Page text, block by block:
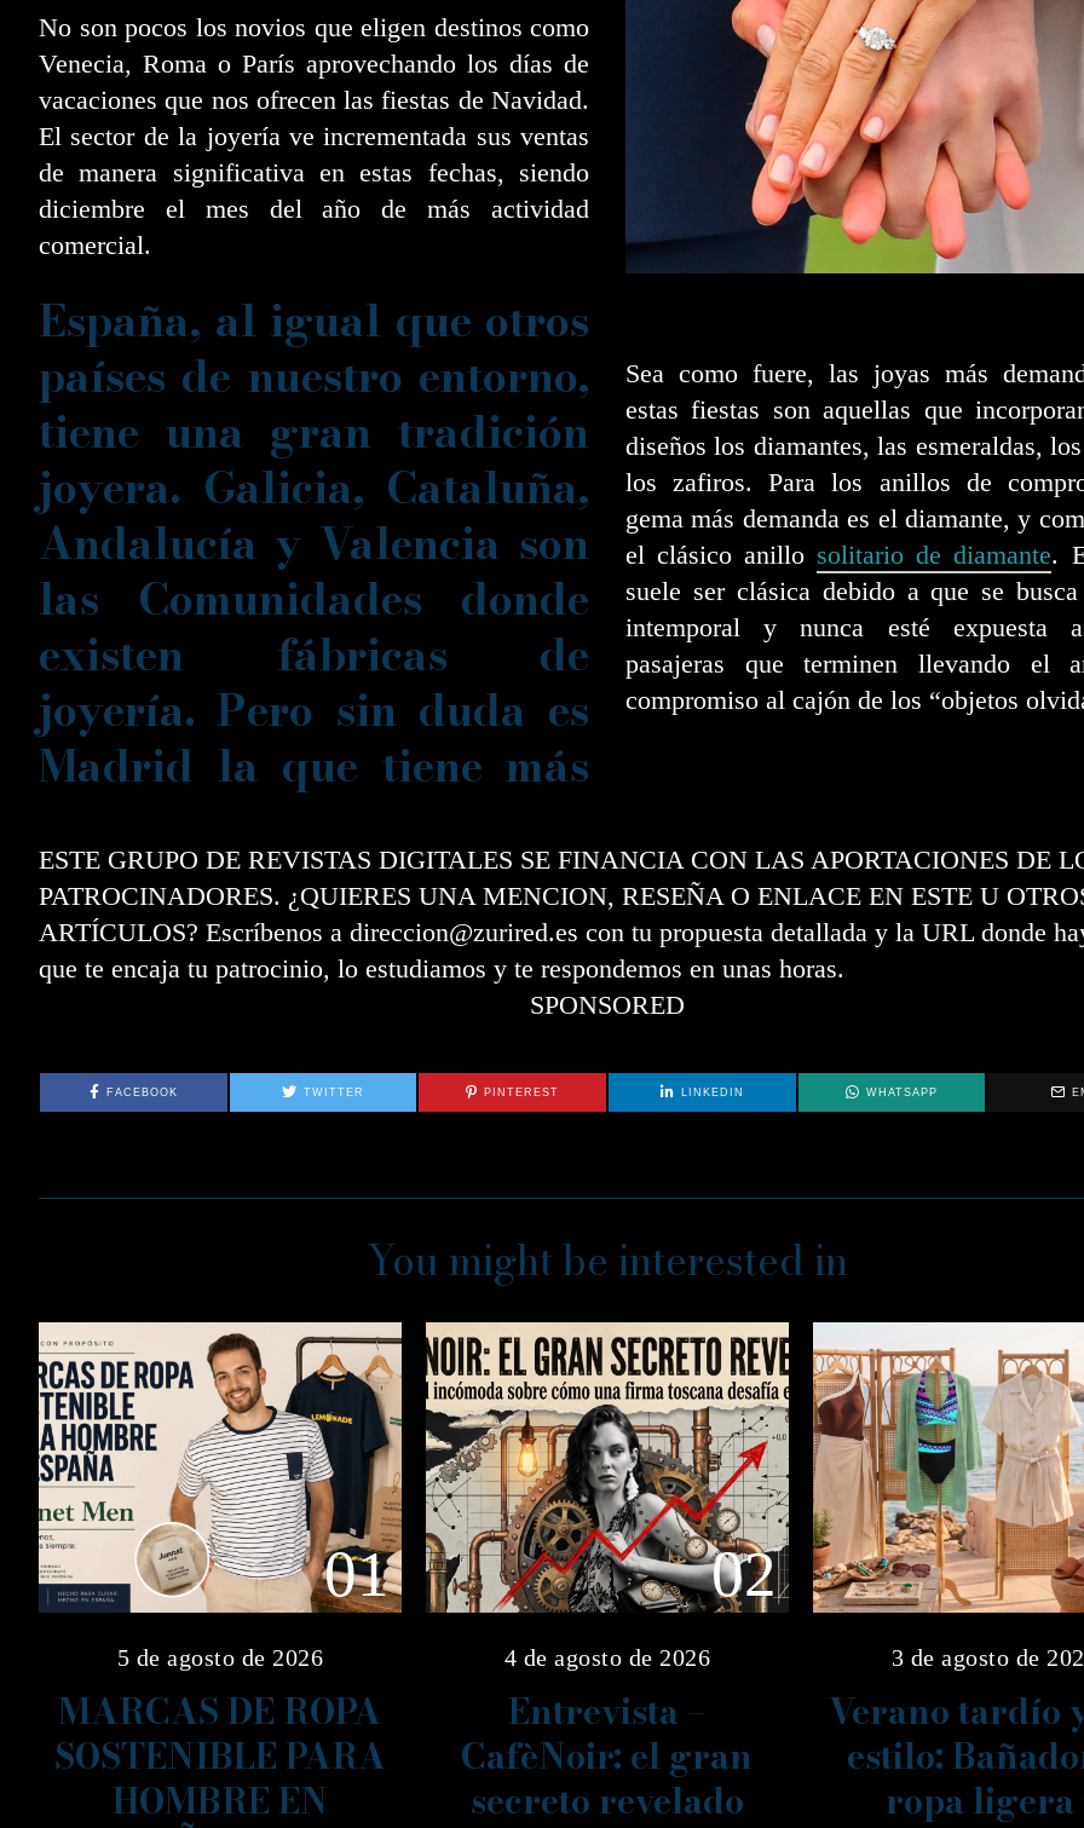
No son pocos los novios que eligen destinos como
Venecia, Roma o París aprovechando los días de
vacaciones que nos ofrecen las fiestas de Navidad.
El sector de la joyería ve incrementada sus ventas
de manera significativa en estas fechas, siendo
diciembre el mes del año de más actividad
comercial.
España, al igual que otros
países de nuestro entorno,
tiene una gran tradición
joyera. Galicia, Cataluña,
Andalucía y Valencia son
las Comunidades donde
existen fábricas de
joyería. Pero sin duda es
Madrid la que tiene más
Sea como fuere, las joyas más
estas fiestas son aquellas que
diseños los diamantes, las esmeraldas,
los zafiros. Para los anillos de
gema más demanda es el diamante, y
el clásico anillo solitario de diamante.
suele ser clásica debido a que se
intemporal y nunca esté expuesta
pasajeras que terminen llevando el
compromiso al cajón de los “objetos
ESTE GRUPO DE REVISTAS DIGITALES SE FINANCIA CON LAS APORTACIONES DE
PATROCINADORES. ¿QUIERES UNA MENCION, RESEÑA O ENLACE EN ESTE U
ARTÍCULOS? Escríbenos a direccion@zurired.es con tu propuesta detallada y la URL donde
que te encaja tu patrocinio, lo estudiamos y te respondemos en unas horas.
SPONSORED
FACEBOOK TWITTER PINTEREST LINKEDIN WHATSAPP
You might be interested in
01
5 de agosto de 2026
MARCAS DE ROPA
SOSTENIBLE PARA
HOMBRE EN
02
4 de agosto de 2026
Entrevista –
CafèNoir: el gran
secreto revelado
3 de agosto de
Verano tardío
estilo:
ropa ligera